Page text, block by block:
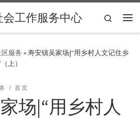
会工作服务中心
Search
服务 »寿安镇吴家场|“用乡村人文记住乡
上）
首页
场|“用乡村人